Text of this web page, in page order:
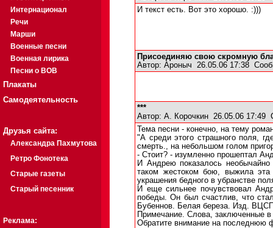
Интернационал
Речи
Марши
Военные песни
Военная лирика
Песни о ВОВ
Плакаты
Самодеятельность
Друзья сайта:
Александра Пахмутова
Ретро Фонотека
Старые газеты
Старый песенник
Реклама:
И текст есть. Вот это хорошо. :)))
Присоединяю свою скромную
Автор: Ароныч 26.05.06 17:38
***
Автор: А. Корочкин 26.05.06 17:49
Тема песни - конечно, на тему
"А среди этого страшного поля,
смерть., на небольшом голом
- Стоит? - изумленно прошептал
И Андрею показалось
таком жестоком бою, выжила
украшения бедного в убранстве
И еще сильнее почувствовал
победы. Он был счастлив, что
Бубеннов. Белая береза. Изд.
Примечание. Слова, заключенные
Обратите внимание на последнюю